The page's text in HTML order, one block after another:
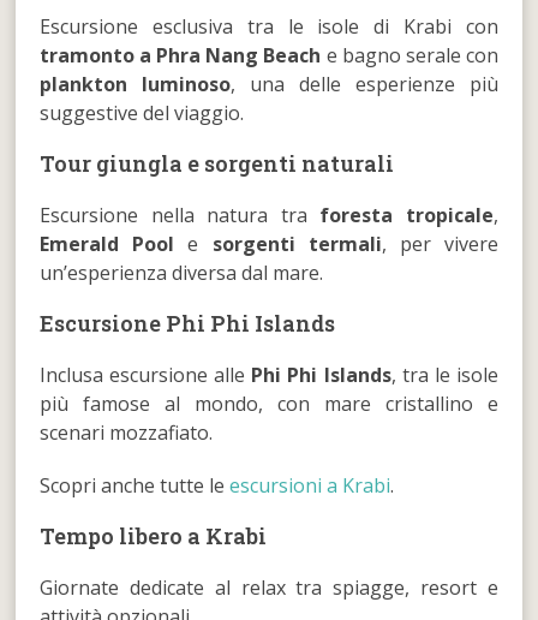
Escursione esclusiva tra le isole di Krabi con
tramonto a Phra Nang Beach e bagno serale con
plankton luminoso, una delle esperienze più
suggestive del viaggio.
Tour giungla e sorgenti naturali
Escursione nella natura tra foresta tropicale,
Emerald Pool e sorgenti termali, per vivere
un’esperienza diversa dal mare.
Escursione Phi Phi Islands
Inclusa escursione alle Phi Phi Islands, tra le isole
più famose al mondo, con mare cristallino e
scenari mozzafiato.
Scopri anche tutte leescursioni a Krabi.
Tempo libero a Krabi
Giornate dedicate al relax tra spiagge, resort e